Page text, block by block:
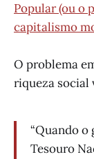
Popular (ou o
capitalismo
O problema
riqueza social
“Quando o
Tesouro